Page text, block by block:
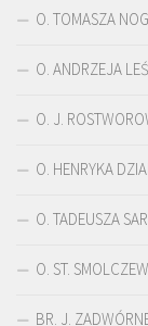
O. TOMASZA
O. ANDRZEJA
O. J.
O. HENRYKA
O. TADEUSZA
O. ST.
BR. J.